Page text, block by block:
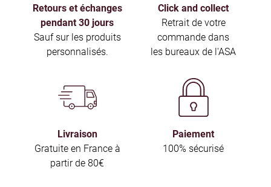
Retours et échanges
pendant 30 jours
Sauf sur les produits
personnalisés.
Click and collect
Retrait de votre
commande dans
les bureaux de l'ASA
Livraison
Gratuite en France à
partir de 80€
Paiement
100% sécurisé